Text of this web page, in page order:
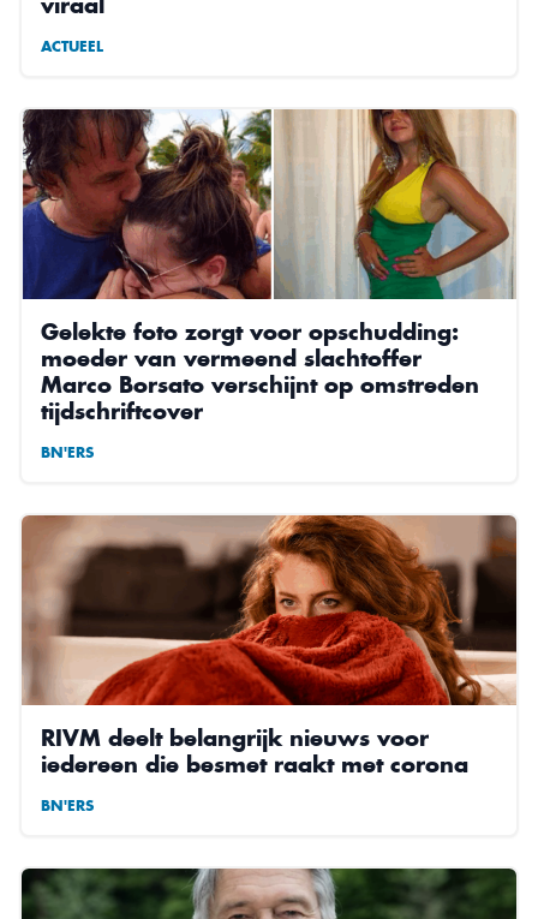
ACTUEEL
Gelekte foto zorgt voor opschudding:
moeder van vermeend slachtoffer
Marco Borsato verschijnt op omstreden
tijdschriftcover
BN'ERS
RIVM deelt belangrijk nieuws voor
iedereen die besmet raakt met corona
BN'ERS